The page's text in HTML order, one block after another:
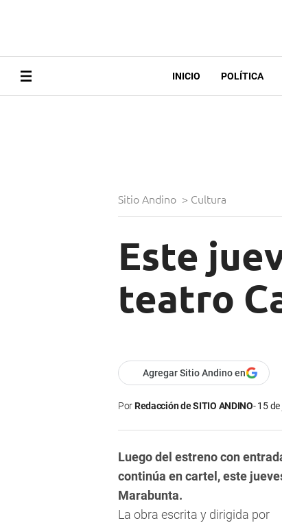
INICIO POLÍTICA
Sitio Andino > Cultura
Este
teatro
Agregar Sitio Andino en
PorRedacción de SITIO ANDINO 15 de
Luego del estreno con
continúa en cartel, este
Marabunta.
La obra escrita y dirigida por